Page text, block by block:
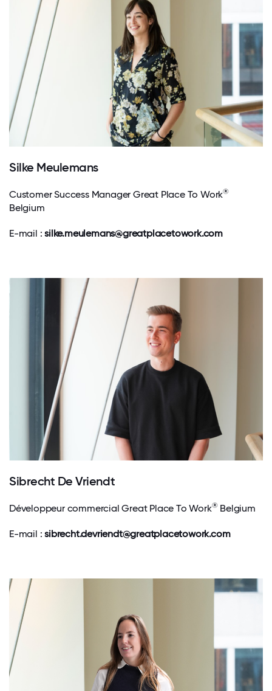
Silke Meulemans
Customer Success Manager Great Place To Work®
Belgium
E-mail :silke.meulemans@greatplacetowork.com
Sibrecht De Vriendt
Développeur commercial Great Place To Work®Belgium
E-mail :sibrecht.devriendt@greatplacetowork.com